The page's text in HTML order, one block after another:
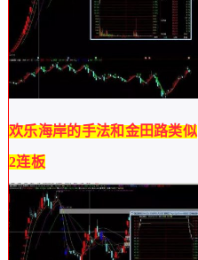
欢乐海岸的手法和金田路类似
2连板